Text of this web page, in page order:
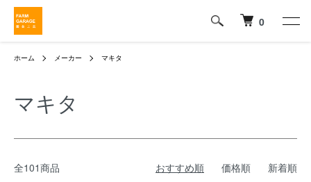
0
ホーム メーカー マキタ
マキタ
全101商品 おすすめ順 価格順 新着順